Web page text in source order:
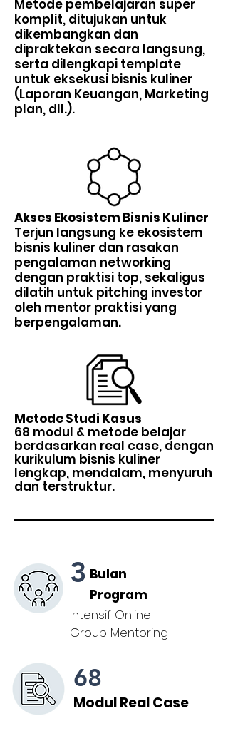
Metode pembelajaran super
komplit, ditujukan untuk
dikembangkan dan
dipraktekan secara langsung,
serta dilengkapi template
untuk eksekusi bisnis kuliner
(Laporan Keuangan, Marketing
plan, dll.).
Akses Ekosistem Bisnis Kuliner
Terjun langsung ke ekosistem
bisnis kuliner dan rasakan
pengalaman networking
dengan praktisi top, sekaligus
dilatih untuk pitching investor
oleh mentor praktisi yang
berpengalaman.
Metode Studi Kasus
68 modul & metode belajar
berdasarkan real case, dengan
kurikulum bisnis kuliner
lengkap, mendalam, menyuruh
dan terstruktur.
3 Bulan
Program
Intensif Online
Group Mentoring
68
Modul Real Case